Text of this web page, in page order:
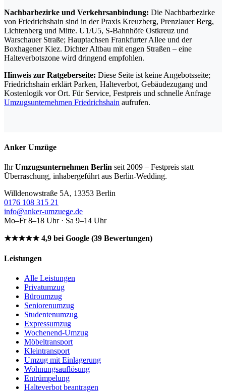
Nachbarbezirke und Verkehrsanbindung: Die Nachbarbezirke
von Friedrichshain sind in der Praxis Kreuzberg, Prenzlauer Berg,
Lichtenberg und Mitte. U1/U5, S-Bahnhöfe Ostkreuz und
Warschauer Straße; Hauptachsen Frankfurter Allee und der
Boxhagener Kiez. Dichter Altbau mit engen Straßen – eine
Halteverbotszone wird dringend empfohlen.
Hinweis zur Ratgeberseite: Diese Seite ist keine Angebotsseite;
Friedrichshain erklärt Parken, Halteverbot, Gebäudezugang und
Kostenlogik vor Ort. Für Service, Festpreis und schnelle Anfrage
Umzugsunternehmen Friedrichshain aufrufen.
Anker Umzüge
IhrUmzugsunternehmen Berlin seit 2009 – Festpreis statt
Überraschung, inhabergeführt aus Berlin-Wedding.
Willdenowstraße 5A, 13353 Berlin
0176 108 315 21
info@anker-umzuege.de
Mo–Fr 8–18 Uhr · Sa 9–14 Uhr
★★★★★ 4,9 bei Google (39 Bewertungen)
Leistungen
Alle Leistungen
Privatumzug
Büroumzug
Seniorenumzug
Studentenumzug
Expressumzug
Wochenend-Umzug
Möbeltransport
Kleintransport
Umzug mit Einlagerung
Wohnungsauflösung
Entrümpelung
Halteverbot beantragen